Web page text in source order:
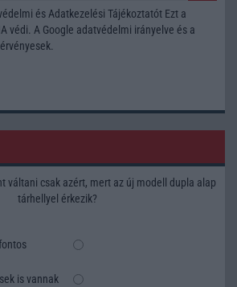
és Adatkezelési Tájékoztatót Ezt a
védi. A Google adatvédelmi irányelve és a
érvényesek.
váltani csak azért, mert az új modell dupla alap
tárhellyel érkezik?
is vannak